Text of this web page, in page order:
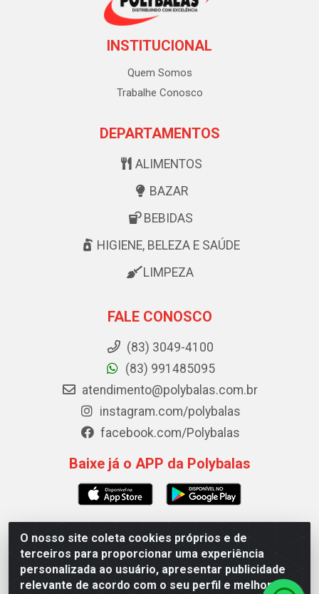
O nosso site coleta cookies próprios e de
terceiros para proporcionar uma experiência
personalizada ao usuário, apresentar publicidade
relevante de acordo com o seu perfil e melhorar a
INSTITUCIONAL
Quem Somos
Trabalhe Conosco
DEPARTAMENTOS
ALIMENTOS
BAZAR
BEBIDAS
HIGIENE, BELEZA E SAÚDE
LIMPEZA
FALE CONOSCO
(83) 3049-4100
(83) 991485095
atendimento@polybalas.com.br
instagram.com/polybalas
facebook.com/Polybalas
Baixe já o APP da Polybalas
Polybalas - Rua João Miguel de Souza, 173 Galpão B -
Ernesto Geisel, João Pessoa/PB - CEP 58.075-075 - CNPJ
00.909.327/0002-61